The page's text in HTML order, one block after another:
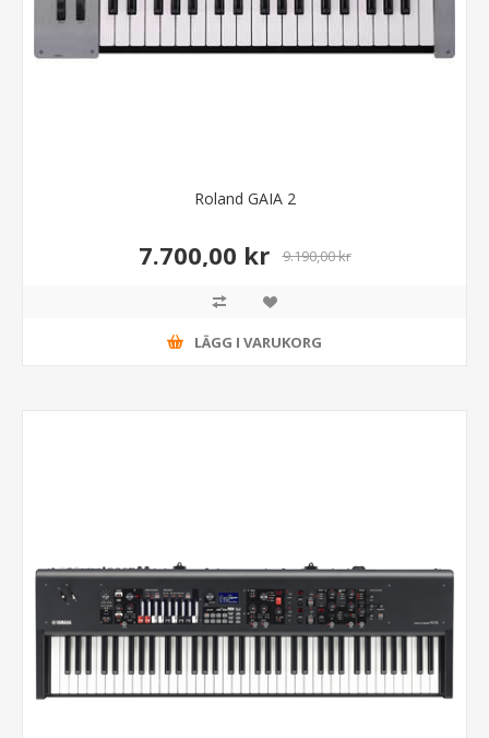
Roland GAIA 2
7.700,00 kr 9.190,00 kr
LÄGG I VARUKORG